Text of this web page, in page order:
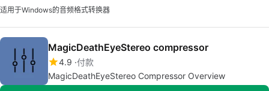
适用于Windows的音频格式转换器
MagicDeathEyeStereo compressor
4.9 付款
MagicDeathEyeStereo Compressor Overview